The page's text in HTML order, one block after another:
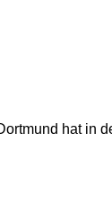
hat in